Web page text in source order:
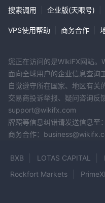
搜索调用 企业版(天眼号)
VPS使用帮助 商务合作
您正在访问的是WikiFX网站
面向全球用户的企业信息查询
自觉遵守所在国家、地区有关
交易商投诉举报、疑问咨询反
support@wikifx.com
牌照等信息纠错请发送信息至
商务合作：
BXB LOTAS CAPITAL
Rockfort Markets